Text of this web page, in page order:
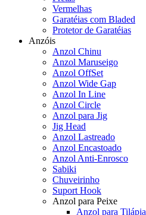
Vermelhas
Garatéias com Bladed
Protetor de Garatéias
Anzóis
Anzol Chinu
Anzol Maruseigo
Anzol OffSet
Anzol Wide Gap
Anzol In Line
Anzol Circle
Anzol para Jig
Jig Head
Anzol Lastreado
Anzol Encastoado
Anzol Anti-Enrosco
Sabiki
Chuveirinho
Suport Hook
Anzol para Peixe
Anzol para Tilápia